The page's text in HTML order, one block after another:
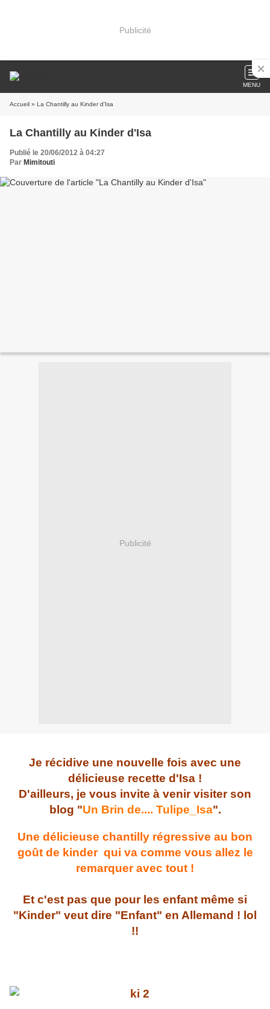
Publicité
MENU
Accueil » La Chantilly au Kinder d'Isa
La Chantilly au Kinder d'Isa
Publié le 20/06/2012 à 04:27
Par Mimitouti
Publicité
Je récidive une nouvelle fois avec une
délicieuse recette d'Isa !
D'ailleurs, je vous invite à venir visiter son
blog "Un Brin de.... Tulipe_Isa".
Une délicieuse chantilly régressive au bon
goût de kinder qui va comme vous allez le
remarquer avec tout !
Et c'est pas que pour les enfant même si
"Kinder" veut dire "Enfant" en Allemand ! lol
!!